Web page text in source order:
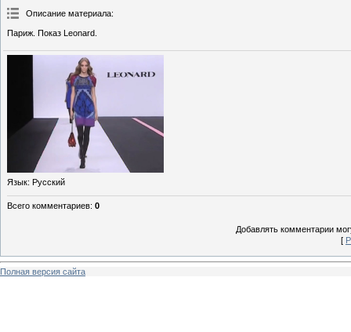
Описание материала:
Париж. Показ Leonard.
Язык: Русский
Всего комментариев: 0
Добавлять комментарии
[
Полная версия сайта